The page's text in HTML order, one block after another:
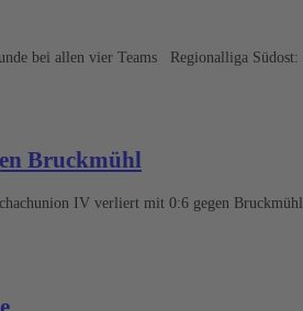
bei allen vier Teams Regionalliga
Bruckmühl
IV verliert mit 0:6 gegen